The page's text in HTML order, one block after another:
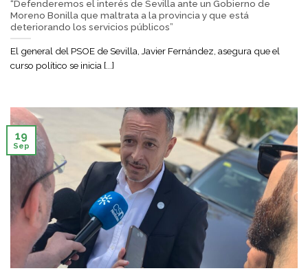
“Defenderemos el interés de Sevilla ante un Gobierno de
Moreno Bonilla que maltrata a la provincia y que está
deteriorando los servicios públicos”
El general del PSOE de Sevilla, Javier Fernández, asegura que el
curso político se inicia [...]
19
Sep